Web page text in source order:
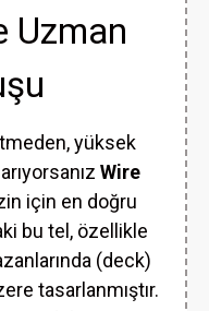
Uzman
yüksek
Wire
için en doğru
bu tel, özellikle
(deck)
tasarlanmıştır.